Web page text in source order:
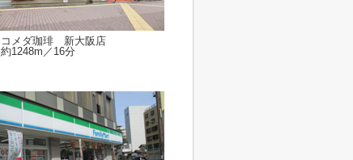
コメダ珈琲 新大阪店
約1248m／16分